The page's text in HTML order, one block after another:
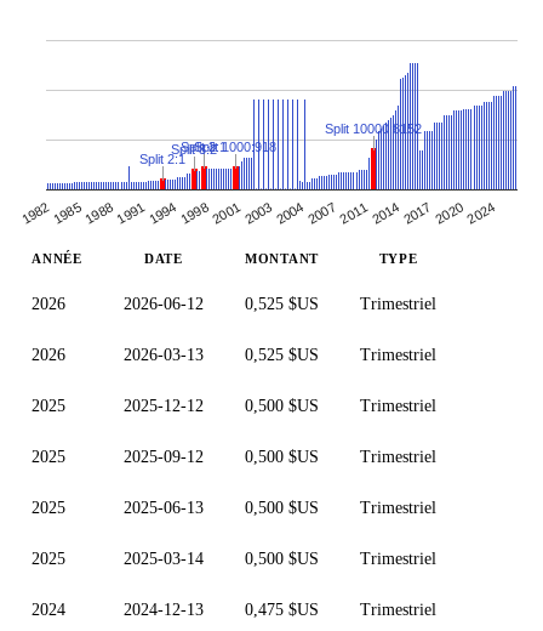
19821985198819911994 19982001200320042007201120142017 20202024
Split 2:1
Split 3:2
Split 2:1
Split 1000:918
Split 10000:8152
ANNÉE DATE MONTANT TYPE
2026 2026-06-12 0,525 $US Trimestriel
2026 2026-03-13 0,525 $US Trimestriel
2025 2025-12-12 0,500 $US Trimestriel
2025 2025-09-12 0,500 $US Trimestriel
2025 2025-06-13 0,500 $US Trimestriel
2025 2025-03-14 0,500 $US Trimestriel
2024 2024-12-13 0,475 $US Trimestriel